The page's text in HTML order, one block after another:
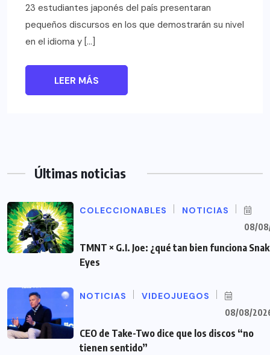
23 estudiantes japonés del país presentaran
pequeños discursos en los que demostrarán su nivel
en el idioma y […]
LEER MÁS
Últimas noticias
COLECCIONABLES NOTICIAS
08/
TMNT × G.I. Joe: ¿qué tan bien funciona
Eyes
NOTICIAS VIDEOJUEGOS
08/08/
CEO de Take-Two dice que los discos “no
tienen sentido”